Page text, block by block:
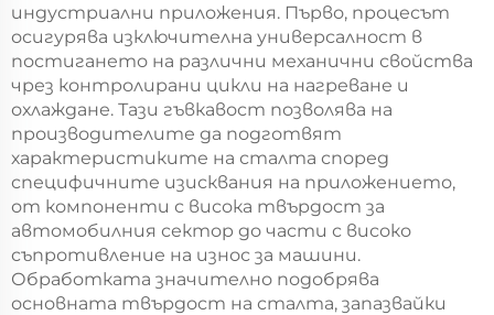
индустриални приложения. Първо, процесът
осигурява изключителна универсалност в
постигането на различни механични свойства
чрез контролирани цикли на нагреване и
охлаждане. Тази гъвкавост позволява на
производителите да подготвят
характеристиките на сталта според
специфичните изисквания на приложението,
от компоненти с висока твърдост за
автомобилния сектор до части с високо
съпротивление на износ за машини.
Обработката значително подобрява
основната твърдост на сталта, запазвайки